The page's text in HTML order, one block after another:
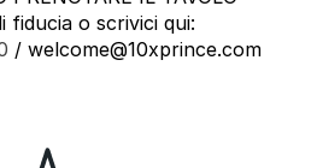
fiducia o scrivici qui:
/ welcome@10xprince.com